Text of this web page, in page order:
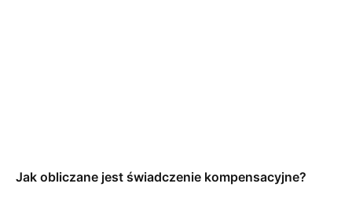
Jak obliczane jest świadczenie kompensacyjne?